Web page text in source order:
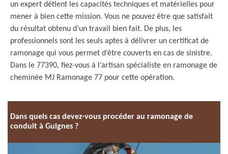
un expert détient les capacités techniques et matérielles pour
mener à bien cette mission. Vous ne pouvez être que satisfait
du résultat obtenu d’un travail bien fait. De plus, les
professionnels sont les seuls aptes à délivrer un certificat de
ramonage qui vous permet d’être couverts en cas de sinistre.
Dans le 77390, fiez-vous à l’artisan spécialiste en ramonage de
cheminée MJ Ramonage 77 pour cette opération.
Dans quels cas devez-vous procéder au ramonage de
conduit à Guignes ?